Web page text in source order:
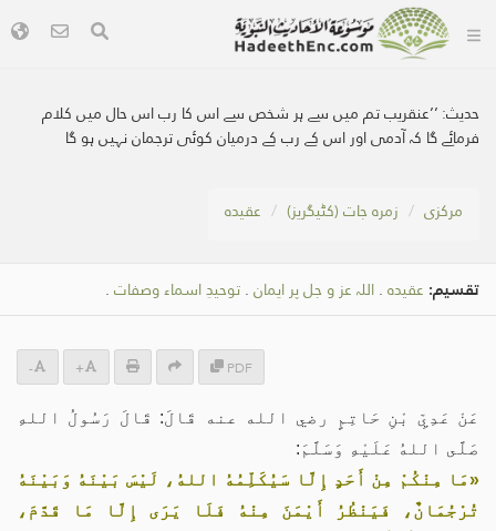
حدیث:’’عنقریب تم میں سے ہر شخص سے اس کا رب اس حال میں کلام
فرمائے گا کہ آدمی اور اس کے رب کے درمیان کوئی ترجمان نہیں ہو گا
مرکزی زمرہ جات (کٹیگریز) عقیدہ
تقسیم: عقیدہ . اللہ عز و جل پر ایمان . توحيدِ اسماء وصفات .
PDF
+
-
عَنْ عَدِيِّ بْنِ حَاتِمٍ رضي الله عنه قَالَ: قَالَ رَسُولُ اللهِ
صَلَّى اللهُ عَلَيْهِ وَسَلَّمَ:
«مَا مِنْكُمْ مِنْ أَحَدٍ إِلَّا سَيُكَلِّمُهُ اللهُ، لَيْسَ بَيْنَهُ وَبَيْنَهُ
تُرْجُمَانٌ، فَيَنْظُرُ أَيْمَنَ مِنْهُ فَلَا يَرَى إِلَّا مَا قَدَّمَ،